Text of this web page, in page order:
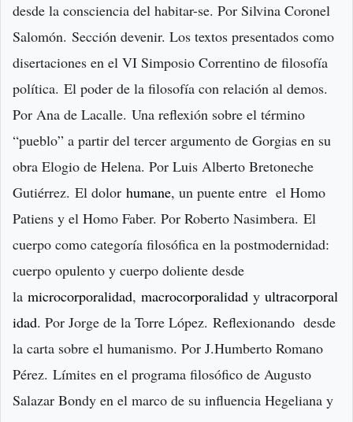
desde la consciencia del habitar-se. Por Silvina Coronel
Salomón. Sección devenir. Los textos presentados como
disertaciones en el VI Simposio Correntino de filosofía
política. El poder de la filosofía con relación al demos.
Por Ana de Lacalle. Una reflexión sobre el término
“pueblo” a partir del tercer argumento de Gorgias en su
obra Elogio de Helena. Por Luis Alberto Bretoneche
Gutiérrez. El dolor humane, un puente entre el Homo
Patiens y el Homo Faber. Por Roberto Nasimbera. El
cuerpo como categoría filosófica en la postmodernidad:
cuerpo opulento y cuerpo doliente desde
la microcorporalidad, macrocorporalidad y ultracorporal
idad. Por Jorge de la Torre López. Reflexionando desde
la carta sobre el humanismo. Por J.Humberto Romano
Pérez. Límites en el programa filosófico de Augusto
Salazar Bondy en el marco de su influencia Hegeliana y